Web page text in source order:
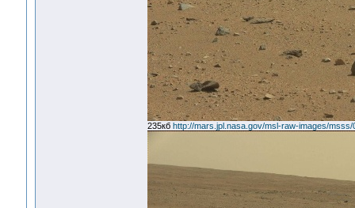
235кб http://mars.jpl.nasa.gov/msl-raw-images/